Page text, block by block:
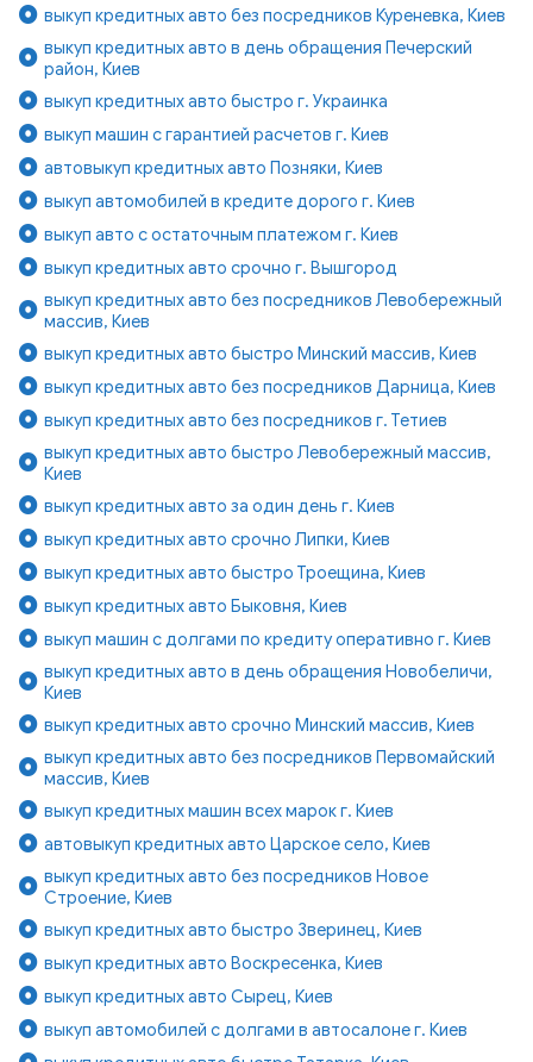
выкуп кредитных авто без посредников Куреневка, Киев
выкуп кредитных авто в день обращения Печерский
район, Киев
выкуп кредитных авто быстро г. Украинка
выкуп машин с гарантией расчетов г. Киев
автовыкуп кредитных авто Позняки, Киев
выкуп автомобилей в кредите дорого г. Киев
выкуп авто с остаточным платежом г. Киев
выкуп кредитных авто срочно г. Вышгород
выкуп кредитных авто без посредников Левобережный
массив, Киев
выкуп кредитных авто быстро Минский массив, Киев
выкуп кредитных авто без посредников Дарница, Киев
выкуп кредитных авто без посредников г. Тетиев
выкуп кредитных авто быстро Левобережный массив,
Киев
выкуп кредитных авто за один день г. Киев
выкуп кредитных авто срочно Липки, Киев
выкуп кредитных авто быстро Троещина, Киев
выкуп кредитных авто Быковня, Киев
выкуп машин с долгами по кредиту оперативно г. Киев
выкуп кредитных авто в день обращения Новобеличи,
Киев
выкуп кредитных авто срочно Минский массив, Киев
выкуп кредитных авто без посредников Первомайский
массив, Киев
выкуп кредитных машин всех марок г. Киев
автовыкуп кредитных авто Царское село, Киев
выкуп кредитных авто без посредников Новое
Строение, Киев
выкуп кредитных авто быстро Зверинец, Киев
выкуп кредитных авто Воскресенка, Киев
выкуп кредитных авто Сырец, Киев
выкуп автомобилей с долгами в автосалоне г. Киев